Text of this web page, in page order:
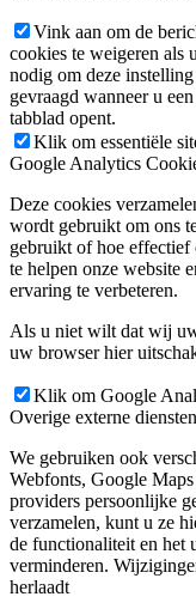
Vink aan om de
cookies te weigeren als
nodig om deze
gevraagd wanneer u
tabblad opent.
Klik om essentiële
Google Analytics
Deze cookies
wordt gebruikt om ons
gebruikt of hoe effectief
te helpen onze website
ervaring te verbeteren.
Als u niet wilt dat wij
uw browser hier
Klik om Google
Overige externe diensten
We gebruiken ook
Webfonts, Google
providers persoonlijke
verzamelen, kunt u ze
de functionaliteit en het
verminderen.
herlaadt